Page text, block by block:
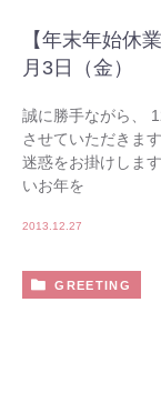
【年末年始休
月3日（金）
誠に勝手ながら、
させていただきま
迷惑をお掛けしま
いお年を
2013.12.27
GREETING